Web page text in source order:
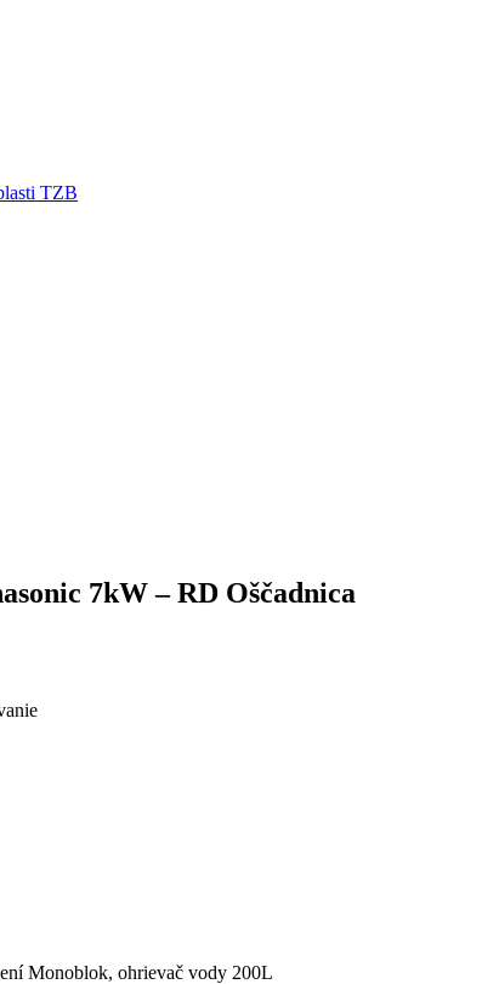
TZB
7kW – RD Oščadnica
Monoblok, ohrievač vody 200L